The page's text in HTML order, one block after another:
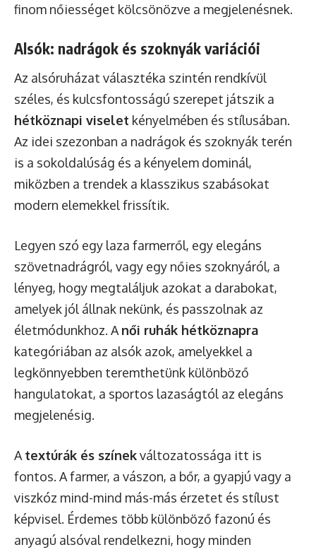
finom nőiességet kölcsönözve a megjelenésnek.
Alsók: nadrágok és szoknyák variációi
Az alsóruházat választéka szintén rendkívül
széles, és kulcsfontosságú szerepet játszik a
hétköznapi viselet kényelmében és stílusában.
Az idei szezonban a nadrágok és szoknyák terén
is a sokoldalúság és a kényelem dominál,
miközben a trendek a klasszikus szabásokat
modern elemekkel frissítik.
Legyen szó egy laza farmerről, egy elegáns
szövetnadrágról, vagy egy nőies szoknyáról, a
lényeg, hogy megtaláljuk azokat a darabokat,
amelyek jól állnak nekünk, és passzolnak az
életmódunkhoz. A női ruhák hétköznapra
kategóriában az alsók azok, amelyekkel a
legkönnyebben teremthetünk különböző
hangulatokat, a sportos lazaságtól az elegáns
megjelenésig.
A textúrák és színekváltozatossága itt is
fontos. A farmer, a vászon, a bőr, a gyapjú vagy a
viszkóz mind-mind más-más érzetet és stílust
képvisel. Érdemes több különböző fazonú és
anyagú alsóval rendelkezni, hogy minden